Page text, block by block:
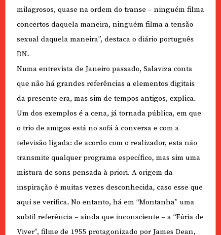
milagrosos, quase na ordem do transe – ninguém filma
concertos daquela maneira, ninguém filma a tensão
sexual daquela maneira”, destaca o diário português
DN.
Numa entrevista de Janeiro passado, Salaviza conta
que não há grandes referências a elementos digitais
da presente era, mas sim de tempos antigos, explica.
Um dos exemplos é a cena, já tornada pública, em que
o trio de amigos está no sofá à conversa e com a
televisão ligada: de acordo com o realizador, esta não
transmite qualquer programa específico, mas sim uma
mistura de sons pensada à priori. A origem da
inspiração é muitas vezes desconhecida, caso esse que
aqui se verifica. No entanto, há em “Montanha” uma
subtil referência – ainda que inconsciente – a “Fúria de
Viver”, filme de 1955 protagonizado por James Dean,